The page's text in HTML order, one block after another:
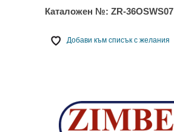
Каталожен №: ZR-36OSWS07
Добави към списък с желания